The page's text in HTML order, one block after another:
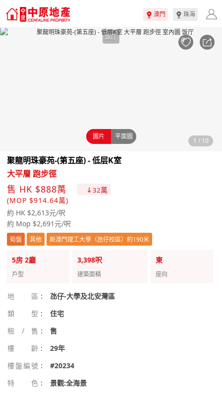
澳門 珠海
饭厅
1 / 10
圖片 平面圖
聚龍明珠豪苑-(第五座) - 低层K室
大平層 跑步徑
售 HK $888萬 32萬
(MOP $914.64萬)
約 HK $2,613元/呎
約 Mop $2,691元/呎
筍盤 其他 距澳門理工大學（氹仔校區）約190米
5房 2廳
戶型
3,398呎
建築面積
東
座向
地區 :
氹仔-大學及北安灣區
類型 :
住宅
租/售 :
售
樓齡 :
29年
樓盤編號 :
#20234
特色 : 景觀:全海景